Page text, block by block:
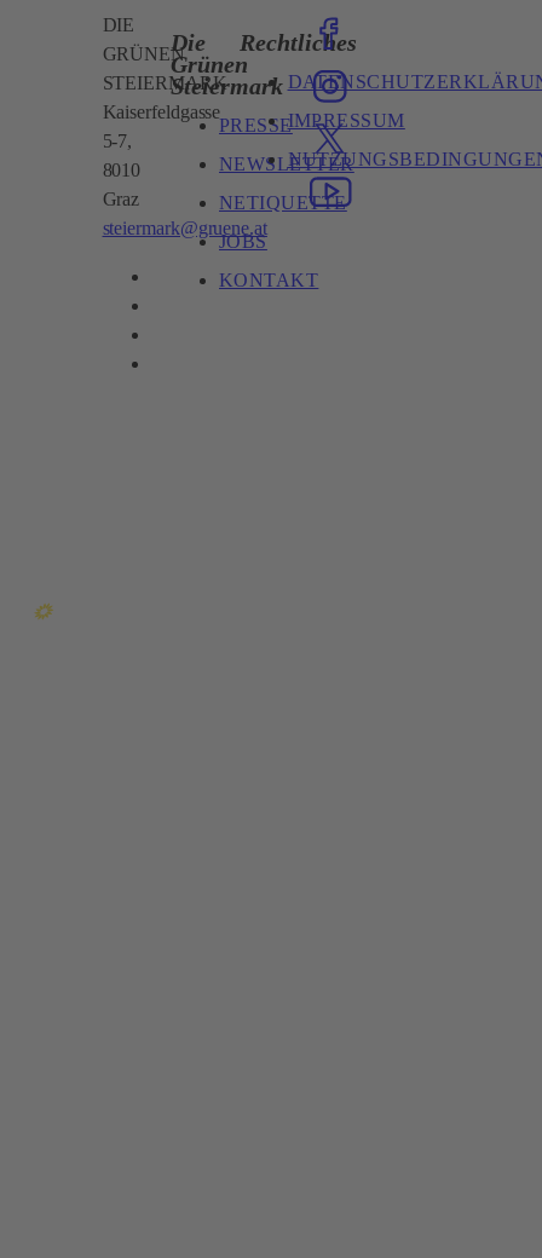
DIE
GRÜNEN
STEIERMARK
Kaiserfeldgasse
5-7,
8010
Graz
steiermark@gruene.at
Die
Grünen
Steiermark
PRESSE
NEWSLETTER
NETIQUETTE
JOBS
KONTAKT
Rechtliches
IMPRESSUM